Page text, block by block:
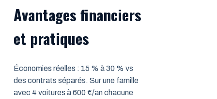
Avantages financiers
et pratiques
Économies réelles : 15 % à 30 % vs
des contrats séparés. Sur une famille
avec 4 voitures à 600 €/an chacune